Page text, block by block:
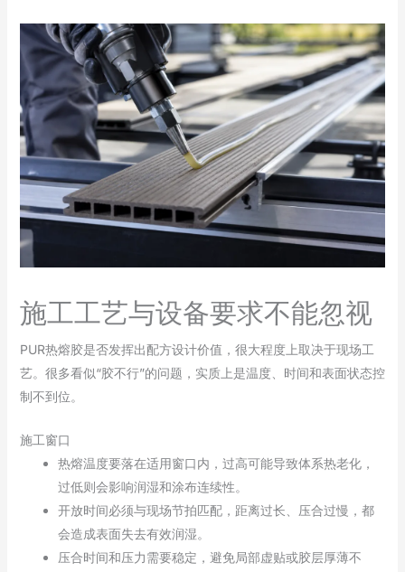
施工工艺与设备要求不能忽视
PUR热熔胶是否发挥出配方设计价值，很大程度上取决于现场工
艺。很多看似“胶不行”的问题，实质上是温度、时间和表面状态控
制不到位。
施工窗口
热熔温度要落在适用窗口内，过高可能导致体系热老化，
过低则会影响润湿和涂布连续性。
开放时间必须与现场节拍匹配，距离过长、压合过慢，都
会造成表面失去有效润湿。
压合时间和压力需要稳定，避免局部虚贴或胶层厚薄不